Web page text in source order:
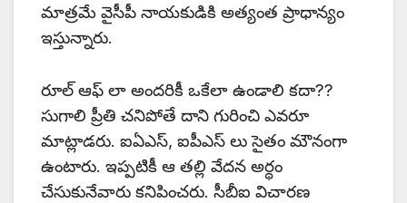
మాత్రమే వైసీపీ నాయకుడికి అత్యంత ప్రాధాన్యం
ఇస్తున్నారు.
రూల్ ఆఫ్ లా అందరికీ ఒకేలా ఉండాలి కదా??
సుగాలి ప్రీతి చనిపోతే దాని గురించి ఎవరూ
మాట్లాడరు. ఐఏఎస్, ఐపీఎస్ లు సైతం మౌనంగా
ఉంటారు. ఇప్పటికీ ఆ తల్లి వేదన అర్థం
చేసుకునేవారు కనిపించరు. సీబీఐ విచారణ